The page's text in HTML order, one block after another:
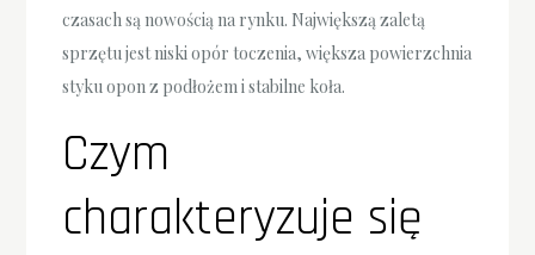
czasach są nowością na rynku. Największą zaletą
sprzętu jest niski opór toczenia, większa powierzchnia
styku opon z podłożem i stabilne koła.
Czym
charakteryzuje się